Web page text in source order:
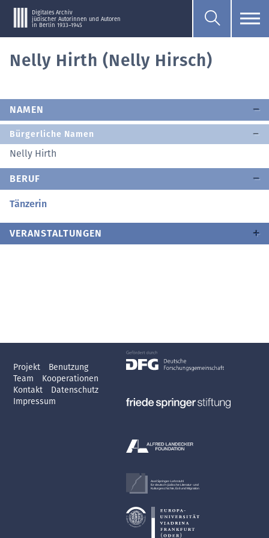
Digitales Archiv
jüdischer Autorinnen und Autoren
in Berlin 1933–1945
Nelly Hirth (Nelly Hirsch)
NAMEN
Bürgerliche Namen
Nelly Hirth
BERUF
Tänzerin
VERANSTALTUNGEN
Projekt
Benutzung
Team
Kooperationen
Kontakt
Datenschutz
Impressum
Axel Springer-Lehrstuhl
für deutsch-jüdische Literatur- und
Kulturgeschichte, Exil und Migration